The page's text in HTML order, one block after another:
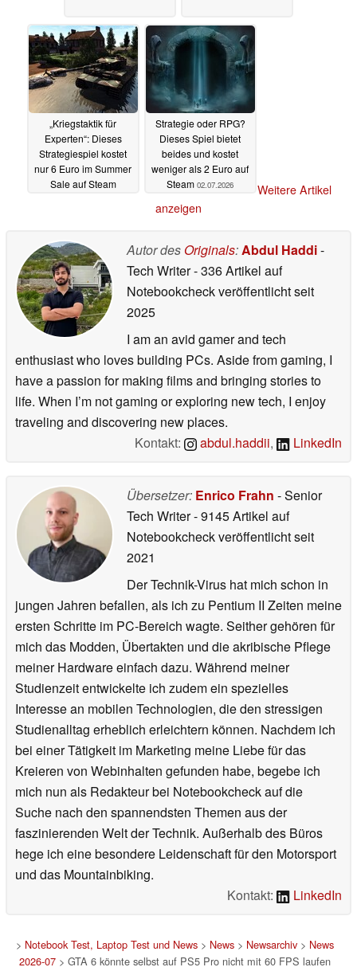
„Kriegstaktik für
Experten“: Dieses
Strategiespiel kostet
nur 6 Euro im Summer
Sale auf Steam
Strategie oder RPG?
Dieses Spiel bietet
beides und kostet
weniger als 2 Euro auf
Steam 02.07.2026
Weitere Artikel
anzeigen
Autor des Originals:Abdul Haddi-
Tech Writer- 336 Artikel auf
Notebookcheck veröffentlichtseit
2025
I am an avid gamer and tech
enthusiast who loves building PCs. Aside from gaming, I
have a passion for making films and bringing stories to
life. When I’m not gaming or exploring new tech, I enjoy
traveling and discovering new places.
Kontakt:
abdul.haddii, LinkedIn
Übersetzer: Enrico Frahn - Senior
Tech Writer- 9145 Artikel auf
Notebookcheck veröffentlichtseit
2021
Der Technik-Virus hat mich schon in
jungen Jahren befallen, als ich zu Pentium II Zeiten meine
ersten Schritte im PC-Bereich wagte. Seither gehören für
mich das Modden, Übertakten und die akribische Pflege
meiner Hardware einfach dazu. Während meiner
Studienzeit entwickelte ich zudem ein spezielles
Interesse an mobilen Technologien, die den stressigen
Studienalltag erheblich erleichtern können. Nachdem ich
bei einer Tätigkeit im Marketing meine Liebe für das
Kreieren von Webinhalten gefunden habe, begebe ich
mich nun als Redakteur bei Notebookcheck auf die
Suche nach den spannendsten Themen aus der
faszinierenden Welt der Technik. Außerhalb des Büros
hege ich eine besondere Leidenschaft für den Motorsport
und das Mountainbiking.
Kontakt:
LinkedIn
> Notebook Test, Laptop Test und News> News> Newsarchiv> News
2026-07> GTA 6 könnte selbst auf PS5 Pro nicht mit 60 FPS laufen